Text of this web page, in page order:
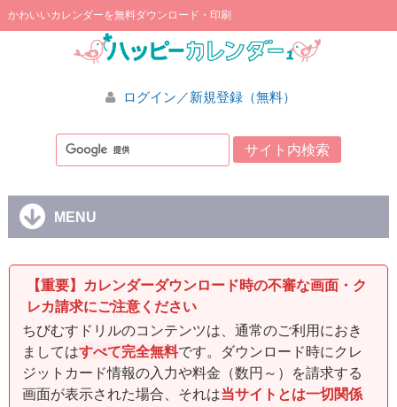
かわいいカレンダーを無料ダウンロード・印刷
ログイン／新規登録（無料）
MENU
【重要】カレンダーダウンロード時の不審な画面・ク
レカ請求にご注意ください
ちびむすドリルのコンテンツは、通常のご利用におき
ましてはすべて完全無料です。ダウンロード時にクレ
ジットカード情報の入力や料金（数円～）を請求する
画面が表示された場合、それは当サイトとは一切関係